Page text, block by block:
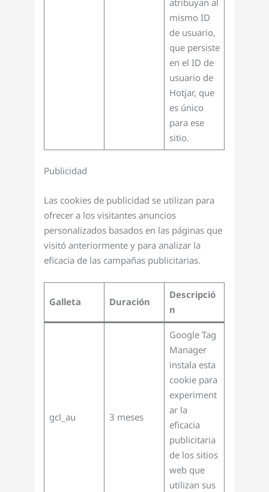
mismo ID
de usuario,
que persiste
en el ID de
usuario de
Hotjar, que
es único
para ese
sitio.
Publicidad
Las cookies de publicidad se utilizan para
ofrecer a los visitantes anuncios
personalizados basados en las páginas que
visitó anteriormente y para analizar la
eficacia de las campañas publicitarias.
Galleta Duración
Descripció
n
gcl_au 3 meses
Google Tag
Manager
instala esta
cookie para
experiment
ar la
eficacia
publicitaria
de los sitios
web que
utilizan sus